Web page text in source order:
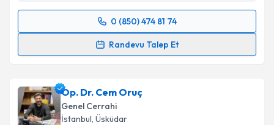
0 (850) 474 81 74
Randevu Talep Et
Randevu Takvimi Talebi
takvim hazırlandığında e-posta ile bilgilendireceğiz.
E-posta Adresiniz
Op. Dr. Cem Oruç
Genel Cerrahi
İstanbul, Üsküdar